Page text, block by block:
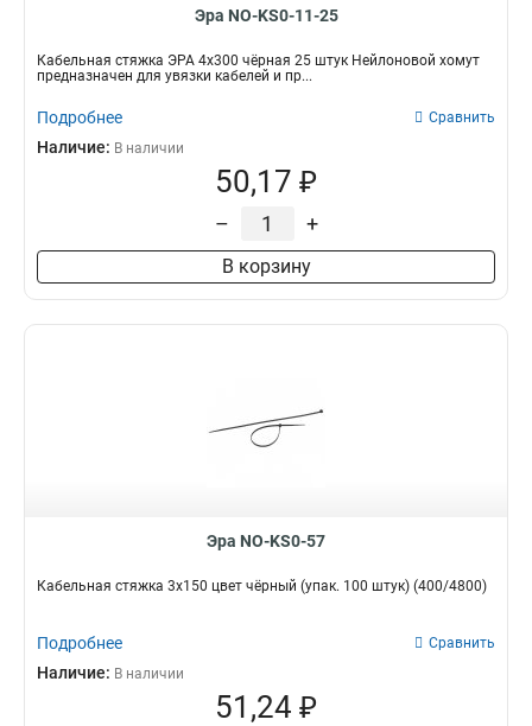
Эра NO-KS0-11-25
Кабельная стяжка ЭРА 4x300 чёрная 25 штук Нейлоновой хомут
предназначен для увязки кабелей и пр...
Подробнее Сравнить
Наличие: В наличии
50,17 ₽
– +
В корзину
Эра NO-KS0-57
Кабельная стяжка 3х150 цвет чёрный (упак. 100 штук) (400/4800)
Подробнее Сравнить
Наличие: В наличии
51,24 ₽